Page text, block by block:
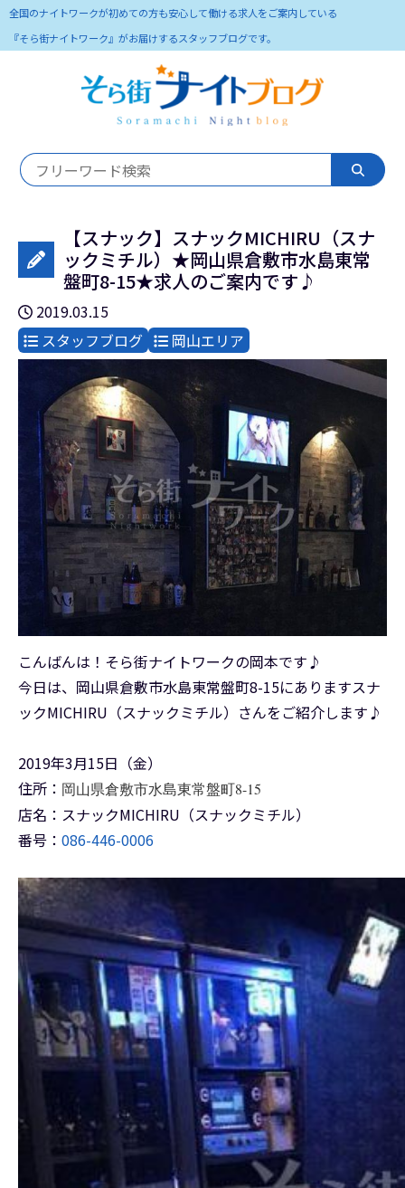
全国のナイトワークが初めての方も安心して働ける求人をご案内している
『そら街ナイトワーク』がお届けするスタッフブログです。
【スナック】スナックMICHIRU（スナ
ックミチル）★岡山県倉敷市水島東常
盤町8-15★求人のご案内です♪
2019.03.15
スタッフブログ
岡山エリア
こんばんは！そら街ナイトワークの岡本です♪
今日は、岡山県倉敷市水島東常盤町8-15にありますスナ
ックMICHIRU（スナックミチル）さんをご紹介します♪
2019年3月15日（金）
住所： 岡山県倉敷市水島東常盤町8-15
店名：スナックMICHIRU（スナックミチル）
番号： 086-446-0006